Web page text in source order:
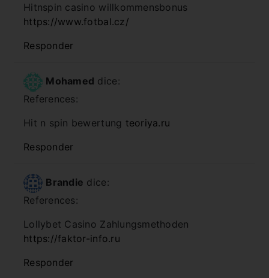
Hitnspin casino willkommensbonus
https://www.fotbal.cz/
Responder
Mohamed dice:
References:
Hit n spin bewertung teoriya.ru
Responder
Brandie dice:
References:
Lollybet Casino Zahlungsmethoden
https://faktor-info.ru
Responder